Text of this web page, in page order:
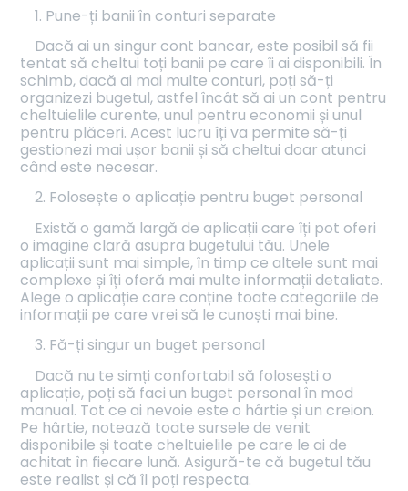
1. Pune-ți banii în conturi separate
Dacă ai un singur cont bancar, este posibil să fii
tentat să cheltui toți banii pe care îi ai disponibili. În
schimb, dacă ai mai multe conturi, poți să-ți
organizezi bugetul, astfel încât să ai un cont pentru
cheltuielile curente, unul pentru economii și unul
pentru plăceri. Acest lucru îți va permite să-ți
gestionezi mai ușor banii și să cheltui doar atunci
când este necesar.
2. Folosește o aplicație pentru buget personal
Există o gamă largă de aplicații care îți pot oferi
o imagine clară asupra bugetului tău. Unele
aplicații sunt mai simple, în timp ce altele sunt mai
complexe și îți oferă mai multe informații detaliate.
Alege o aplicație care conține toate categoriile de
informații pe care vrei să le cunoști mai bine.
3. Fă-ți singur un buget personal
Dacă nu te simți confortabil să folosești o
aplicație, poți să faci un buget personal în mod
manual. Tot ce ai nevoie este o hârtie și un creion.
Pe hârtie, notează toate sursele de venit
disponibile și toate cheltuielile pe care le ai de
achitat în fiecare lună. Asigură-te că bugetul tău
este realist și că îl poți respecta.